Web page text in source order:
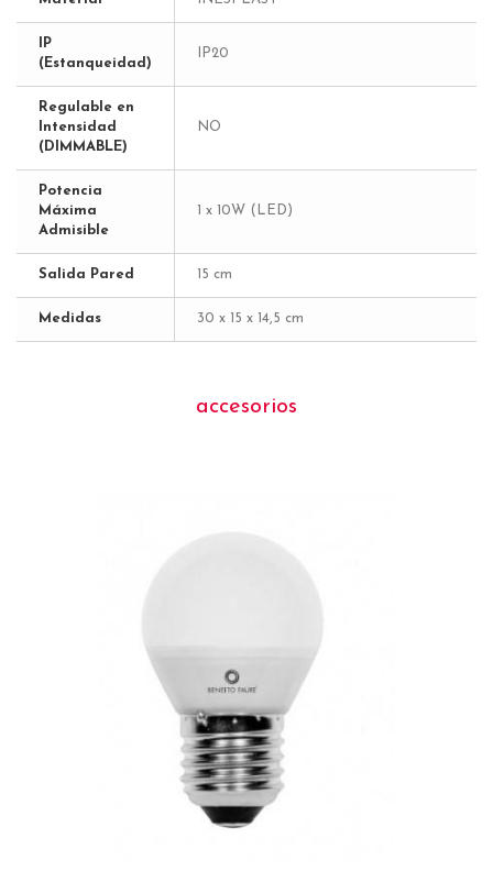
IP
(Estanqueidad)
IP20
Regulable en
Intensidad
(DIMMABLE)
NO
Potencia
Máxima
Admisible
1 x 10W (LED)
Salida Pared 15 cm
Medidas 30 x 15 x 14,5 cm
accesorios